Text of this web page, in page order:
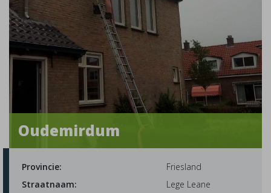
Oudemirdum
Provincie:
Friesland
Straatnaam:
Lege Leane